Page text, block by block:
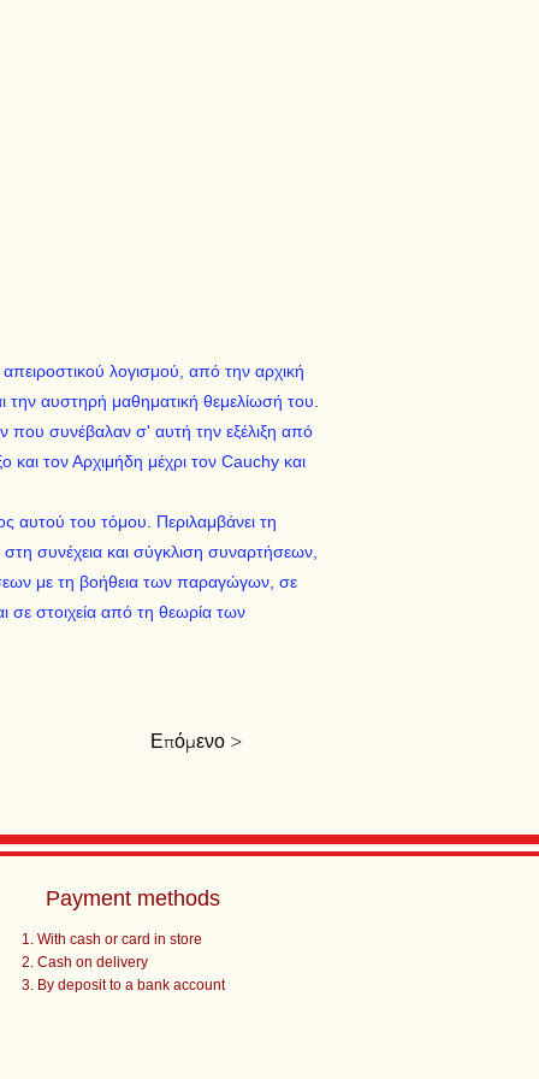
λογισμού, από την αρχική
την αυστηρή μαθηματική θεμελίωσή του.
που συνέβαλαν σ' αυτή την εξέλιξη από
και τον Αρχιμήδη μέχρι τον Cauchy και
αυτού του τόμου. Περιλαμβάνει τη
συνέχεια και σύγκλιση συναρτήσεων,
με τη βοήθεια των παραγώγων, σε
στοιχεία από τη θεωρία των
Επόμενο >
Payment methods
With cash or card in store
Cash on delivery
By deposit to a bank account